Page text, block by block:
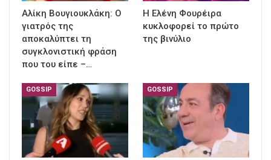
Αλίκη Βουγιουκλάκη: Ο
γιατρός της
αποκαλύπτει τη
συγκλονιστική φράση
που του είπε –…
Η Ελένη Φουρέιρα
κυκλοφορεί το πρώτο
της βινύλιο
GOSSIP GOSSIP